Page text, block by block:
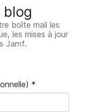
blog
boîte mail les
les mises à jour
Jamf.
*